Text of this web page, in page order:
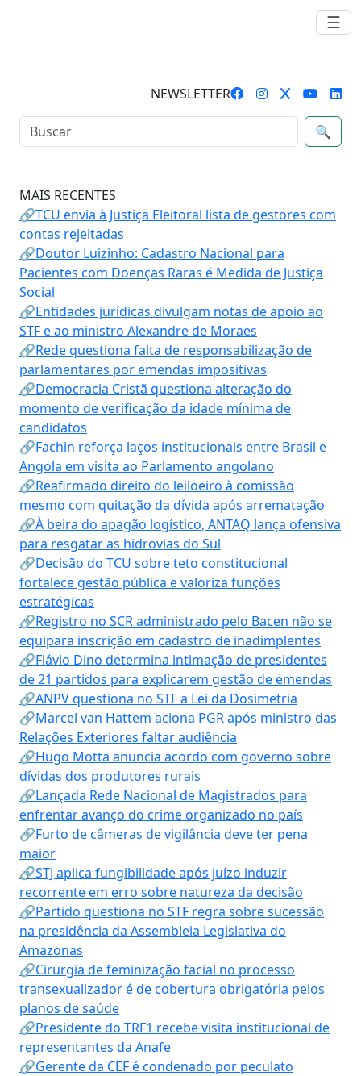
☰
NEWSLETTER
🔍
MAIS RECENTES
🔗TCU envia à Justiça Eleitoral lista de gestores com
contas rejeitadas
🔗Doutor Luizinho: Cadastro Nacional para
Pacientes com Doenças Raras é Medida de Justiça
Social
🔗Entidades jurídicas divulgam notas de apoio ao
STF e ao ministro Alexandre de Moraes
🔗Rede questiona falta de responsabilização de
parlamentares por emendas impositivas
🔗Democracia Cristã questiona alteração do
momento de verificação da idade mínima de
candidatos
🔗Fachin reforça laços institucionais entre Brasil e
Angola em visita ao Parlamento angolano
🔗Reafirmado direito do leiloeiro à comissão
mesmo com quitação da dívida após arrematação
🔗À beira do apagão logístico, ANTAQ lança ofensiva
para resgatar as hidrovias do Sul
🔗Decisão do TCU sobre teto constitucional
fortalece gestão pública e valoriza funções
estratégicas
🔗Registro no SCR administrado pelo Bacen não se
equipara inscrição em cadastro de inadimplentes
🔗Flávio Dino determina intimação de presidentes
de 21 partidos para explicarem gestão de emendas
🔗ANPV questiona no STF a Lei da Dosimetria
🔗Marcel van Hattem aciona PGR após ministro das
Relações Exteriores faltar audiência
🔗Hugo Motta anuncia acordo com governo sobre
dívidas dos produtores rurais
🔗Lançada Rede Nacional de Magistrados para
enfrentar avanço do crime organizado no país
🔗Furto de câmeras de vigilância deve ter pena
maior
🔗STJ aplica fungibilidade após juízo induzir
recorrente em erro sobre natureza da decisão
🔗Partido questiona no STF regra sobre sucessão
na presidência da Assembleia Legislativa do
Amazonas
🔗Cirurgia de feminização facial no processo
transexualizador é de cobertura obrigatória pelos
planos de saúde
🔗Presidente do TRF1 recebe visita institucional de
representantes da Anafe
🔗Gerente da CEF é condenado por peculato